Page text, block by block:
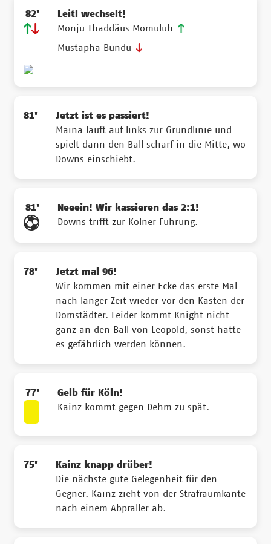
82'
Leitl wechselt!
Monju Thaddäus Momuluh
Mustapha Bundu
81'
Jetzt ist es passiert!
Maina läuft auf links zur Grundlinie und
spielt dann den Ball scharf in die Mitte, wo
Downs einschiebt.
81'
Neeein! Wir kassieren das 2:1!
Downs trifft zur Kölner Führung.
78'
Jetzt mal 96!
Wir kommen mit einer Ecke das erste Mal
nach langer Zeit wieder vor den Kasten der
Domstädter. Leider kommt Knight nicht
ganz an den Ball von Leopold, sonst hätte
es gefährlich werden können.
77'
Gelb für Köln!
Kainz kommt gegen Dehm zu spät.
75'
Kainz knapp drüber!
Die nächste gute Gelegenheit für den
Gegner. Kainz zieht von der Strafraumkante
nach einem Abpraller ab.